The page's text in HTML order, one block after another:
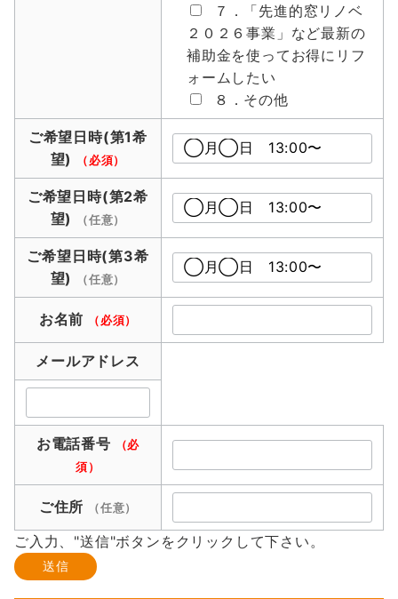
７．「先進的窓リノベ
２０２６事業」など最新の
補助金を使ってお得にリフ
ォームしたい
８．その他
ご希望日時(第1希
望)
（必須）
ご希望日時(第2希
望)
（任意）
ご希望日時(第3希
望)
（任意）
お名前 （必須）
メールアドレス
お電話番号
（必
須）
ご住所 （任意）
ご入力、"送信"ボタンをクリックして下さい。